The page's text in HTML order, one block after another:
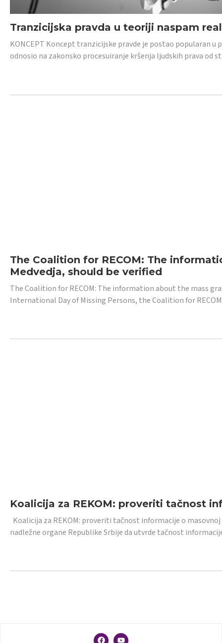
Tranzicijska pravda u teoriji naspam
KONCEPT Koncept tranzicijske pravde je postao popularan
odnosio na zakonsko procesuiranje kršenja ljudskih prava
The Coalition for RECOM: The
Medvedja, should be verified
The Coalition for RECOM: The information about the mass
International Day of Missing Persons, the Coalition for
Koalicija za REKOM: proveriti tačnost
Koalicija za REKOM: proveriti tačnost informacije o
nadležne organe Republike Srbije da utvrde tačnost